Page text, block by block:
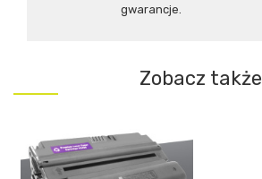
gwarancje.
Zobacz także